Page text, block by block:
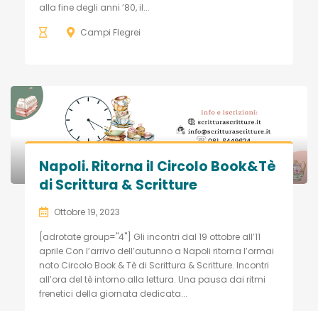
alla fine degli anni ’80, il...
Campi Flegrei
Napoli. Ritorna il Circolo Book&Tè
di Scrittura & Scritture
Ottobre 19, 2023
[adrotate group="4"] Gli incontri dal 19 ottobre all’11
aprile Con l’arrivo dell’autunno a Napoli ritorna l’ormai
noto Circolo Book & Tè di Scrittura & Scritture. Incontri
all’ora del tè intorno alla lettura. Una pausa dai ritmi
frenetici della giornata dedicata...